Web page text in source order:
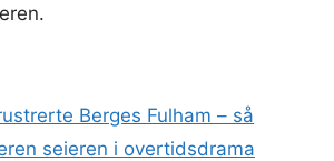
Berges Fulham – så
seieren i overtidsdrama